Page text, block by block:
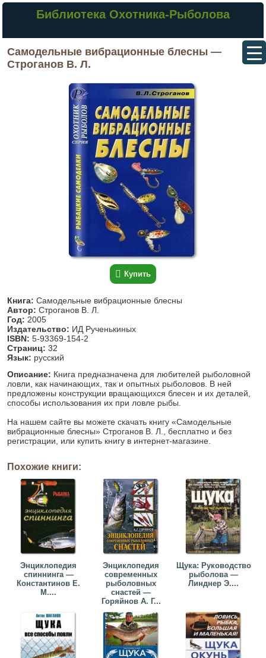
Библиотека Охотника-Рыболова
Самодельные вибрационные блесны —
Строганов В. Л.
Купить
Книга: Самодельные вибрационные блесны
Автор: Строганов В. Л.
Год: 2005
Издательство: ИД Рученькиных
ISBN: 5-93369-154-2
Страниц: 32
Язык: русский
Описание: Книга предназначена для любителей рыболовной
ловли, как начинающих, так и опытных рыболовов. В ней
предложены конструкции вращающихся блесен и их деталей,
способы использования их при ловле рыбы.
На нашем сайте вы можете скачать книгу «Самодельные
вибрационные блесны» Строганов В. Л., бесплатно и без
регистрации, или купить книгу в интернет-магазине.
Похожие книги:
Энциклопедия
спиннинга —
Константинов Е.
М....
Энциклопедия
современных
рыболовных
снастей —
Горяйнов А. Г...
Щука: Руководство
рыболова —
Линднер Э....